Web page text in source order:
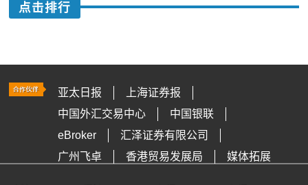
点击排行
亚太日报
上海证券报
中国外汇交易中心
中国银联
eBroker
汇泽证券有限公司
广州飞卓
香港贸易发展局 媒体拓展